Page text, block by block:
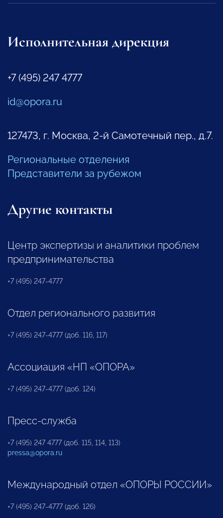
Исполнительная дирекция
+7 (495) 247 4777
id@opora.ru
127473, г. Москва, 2-й Самотечный пер., д.7.
Региональные отделения
Представители за рубежом
Другие контакты
Центр экспертизы и аналитики проблем
предпринимательства
+7 (495) 247-4777
Отдел регионального развития
+7 (495) 247-4777 (доб. 116, 117)
Ассоциация «НП «ОПОРА»
+7 (495) 247-4777 (доб. 124)
Пресс-служба
+7 (495) 247 4777 (доб. 115, 114, 113)
pressa@opora.ru
Международный отдел «ОПОРЫ РОССИИ»
+7 (495) 247-4777 (доб. 126)